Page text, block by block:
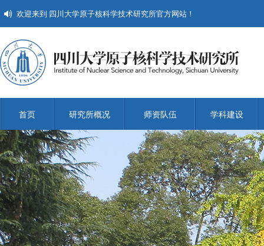
欢迎来到 四川大学原子核科学技术研究所官方网站！
首页 研究所概况 师资队伍 学科建设